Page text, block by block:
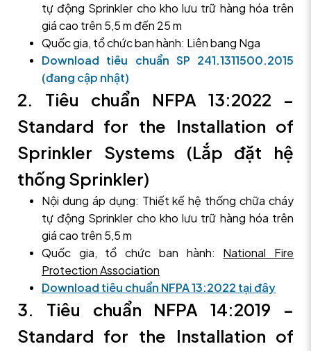
tự động Sprinkler cho kho lưu trữ hàng hóa trên
giá cao trên 5,5 m đến 25 m
Quốc gia, tổ chức ban hành: Liên bang Nga
Download tiêu chuẩn SP 241.1311500.2015
(đang cập nhật)
2. Tiêu chuẩn NFPA 13:2022 –
Standard for the Installation of
Sprinkler Systems (Lắp đặt hệ
thống Sprinkler)
Nội dung áp dụng: Thiết kế hệ thống chữa cháy
tự động Sprinkler cho kho lưu trữ hàng hóa trên
giá cao trên 5,5 m
Quốc gia, tổ chức ban hành: National Fire
Protection Association
Download tiêu chuẩn NFPA 13:2022 tại đây
3. Tiêu chuẩn NFPA 14:2019 –
Standard for the Installation of